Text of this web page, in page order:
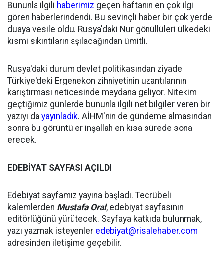
Bununla ilgili haberimiz geçen haftanın en çok ilgi
gören haberlerindendi. Bu sevinçli haber bir çok yerde
duaya vesile oldu. Rusya'daki Nur gönüllüleri ülkedeki
kısmi sıkıntıların aşılacağından ümitli.
Rusya'daki durum devlet politikasından ziyade
Türkiye'deki Ergenekon zihniyetinin uzantılarının
karıştırması neticesinde meydana geliyor. Nitekim
geçtiğimiz günlerde bununla ilgili net bilgiler veren bir
yazıyı da yayınladık. AİHM'nin de gündeme almasından
sonra bu görüntüler inşallah en kısa sürede sona
erecek.
EDEBİYAT SAYFASI AÇILDI
Edebiyat sayfamız yayına başladı. Tecrübeli
kalemlerden Mustafa Oral, edebiyat sayfasının
editörlüğünü yürütecek. Sayfaya katkıda bulunmak,
yazı yazmak isteyenler edebiyat@risalehaber.com
adresinden iletişime geçebilir.